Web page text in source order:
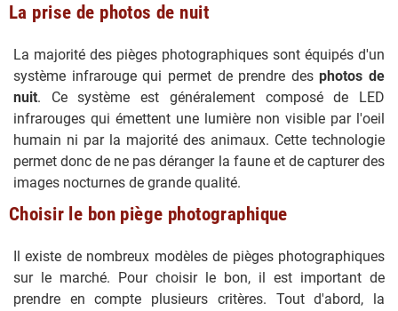
La prise de photos de nuit
La majorité des pièges photographiques sont équipés d'un
système infrarouge qui permet de prendre desphotos de
nuit. Ce système est généralement composé de LED
infrarouges qui émettent une lumière non visible par l'oeil
humain ni par la majorité des animaux. Cette technologie
permet donc de ne pas déranger la faune et de capturer des
images nocturnes de grande qualité.
Choisir le bon piège photographique
Il existe de nombreux modèles de pièges photographiques
sur le marché. Pour choisir le bon, il est important de
prendre en compte plusieurs critères. Tout d'abord, la